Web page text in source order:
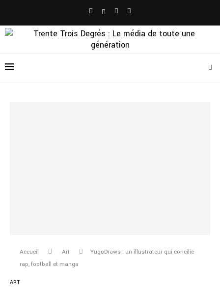
Accueil Art
YugoDraws : un illustrateur qui concilie
rap, football et manga
ART